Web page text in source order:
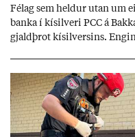
Fé­lag sem held­ur ut­an um
banka í kís­il­veri PCC á
gjald­þrot kís­il­vers­ins.